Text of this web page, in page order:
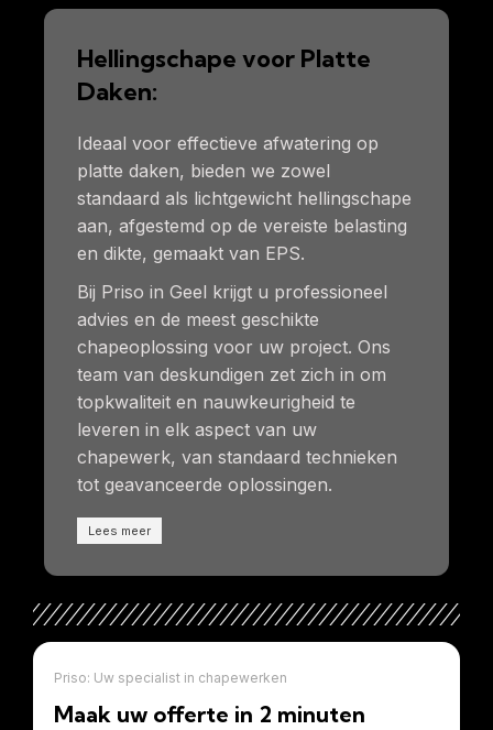
Hellingschape voor Platte
Daken:
Ideaal voor effectieve afwatering op
platte daken, bieden we zowel
standaard als lichtgewicht hellingschape
aan, afgestemd op de vereiste belasting
en dikte, gemaakt van EPS.
Bij Priso in Geel krijgt u professioneel
advies en de meest geschikte
chapeoplossing voor uw project. Ons
team van deskundigen zet zich in om
topkwaliteit en nauwkeurigheid te
leveren in elk aspect van uw
chapewerk, van standaard technieken
tot geavanceerde oplossingen.
Lees meer
Priso: Uw specialist in chapewerken
Maak uw offerte in 2 minuten